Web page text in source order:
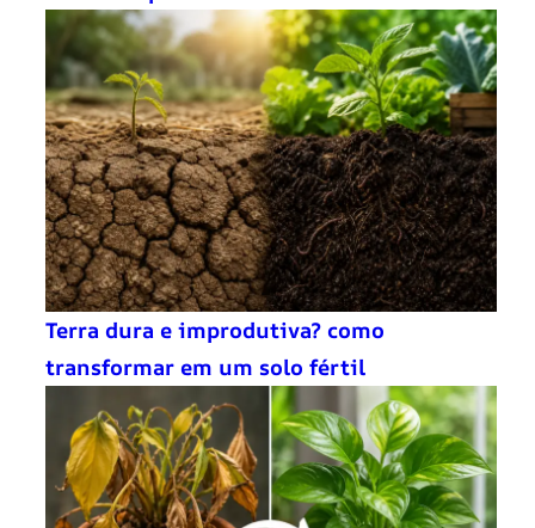
Terra dura e improdutiva? como
transformar em um solo fértil